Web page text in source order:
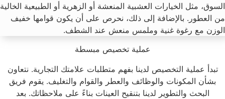
السوق، مثل الخيارات العشبية المنعشة أو الزهرية أو الطبيعية الخالية
من العطور. بالإضافة إلى ذلك، نحرص على أن يكون قوامها خفيف
الوزن مع رغوة غنية وملمس منعش عند الشطف.
عملية تخصيص مبسطة
تبدأ عملية التخصيص لدينا بفهم متطلبات علامتك التجارية. نتعاون
بشأن المكونات والوظائف والعطر والقوام والتغليف. يقوم فريق
البحث والتطوير لدينا بتنقيح العينات بناءً على ملاحظاتك. بعد